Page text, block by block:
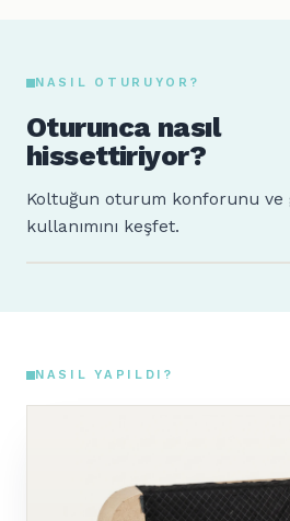
NASIL OTURUYOR?
Oturunca nasıl
hissettiriyor?
Koltuğun oturum konforunu ve
kullanımını keşfet.
160 cm · 64 kg
NASIL YAPILDI?